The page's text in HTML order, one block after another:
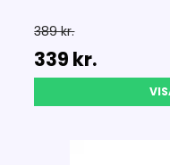
389 kr.
339 kr.